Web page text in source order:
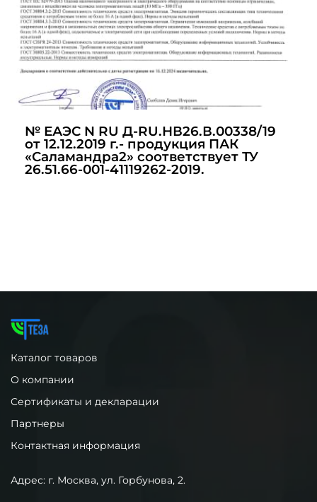
№ ЕАЭС N RU Д-RU.НВ26.В.00338/19
от 12.12.2019 г.- продукция ПАК
«Саламандра2» соответствует ТУ
26.51.66-001-41119262-2019.
Каталог товаров
О компании
Сертификаты и декларации
Партнеры
Контактная информация
Адрес: г. Москва, ул. Горбунова, 2.